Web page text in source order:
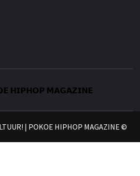
| POKOE HIPHOP MAGAZINE ©